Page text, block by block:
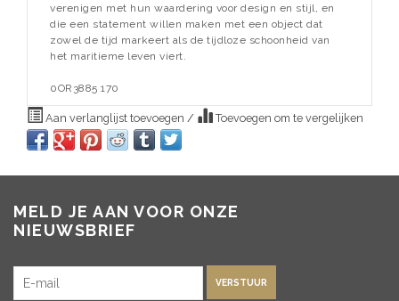
verenigen met hun waardering voor design en stijl, en
die een statement willen maken met een object dat
zowel de tijd markeert als de tijdloze schoonheid van
het maritieme leven viert.
0OR3885 170
Aan verlanglijst toevoegen / Toevoegen om te vergelijken
MELD JE AAN VOOR ONZE
NIEUWSBRIEF
VERSTUUR